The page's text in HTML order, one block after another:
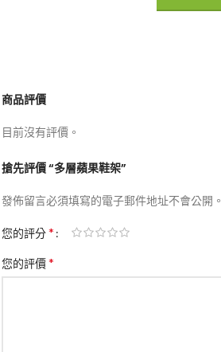
商品評價
目前沒有評價。
搶先評價 “多層蘋果鞋架”
發佈留言必須填寫的電子郵件地址不會公開。
您的評分*
您的評價*